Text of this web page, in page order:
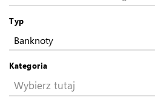
Typ
Banknoty
Kategoria
Wybierz tutaj